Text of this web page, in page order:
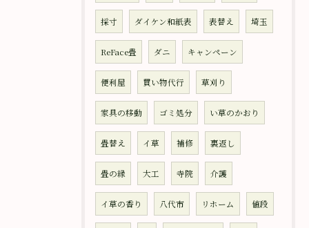
採寸 ダイケン和紙表 表替え 埼玉
ReFace畳 ダニ キャンペーン
便利屋 買い物代行 草刈り
家具の移動 ゴミ処分 い草のかおり
畳替え イ草 補修 裏返し
畳の縁 大工 寺院 介護
イ草の香り 八代市 リホーム 値段